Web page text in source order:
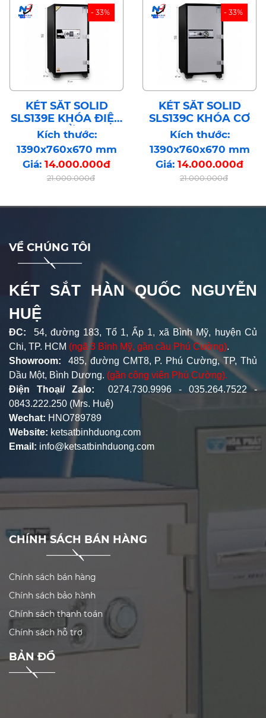
- 33%
KÉT SẮT SOLID
SLS139E KHÓA ĐIỆN
TỬ
Kích thước:
1390x760x670 mm
Giá: 14.000.000đ
21.000.000đ
- 33%
KÉT SẮT SOLID
SLS139C KHÓA CƠ
Kích thước:
1390x760x670 mm
Giá: 14.000.000đ
21.000.000đ
VỀ CHÚNG TÔI
KÉT SẮT HÀN QUỐC NGUYỄN
HUỆ
ĐC: 54, đường 183, Tổ 1, Ấp 1, xã Bình Mỹ, huyện Củ
Chi, TP. HCM (ngã 3 Bình Mỹ, gần cầu Phú Cường).
Showroom: 485, đường CMT8, P. Phú Cường, TP, Thủ
Dầu Một, Bình Dương. (gần công viên Phú Cường).
Điện Thoại/ Zalo: 0274.730.9996 - 035.264.7522 -
0843.222.250 (Mrs. Huệ)
Wechat: HNO789789
Website: ketsatbinhduong.com
Email: info@ketsatbinhduong.com
CHÍNH SÁCH BÁN HÀNG
Chính sách bán hàng
Chính sách bảo hành
Chính sách thanh toán
Chính sách hỗ trợ
BẢN ĐỒ